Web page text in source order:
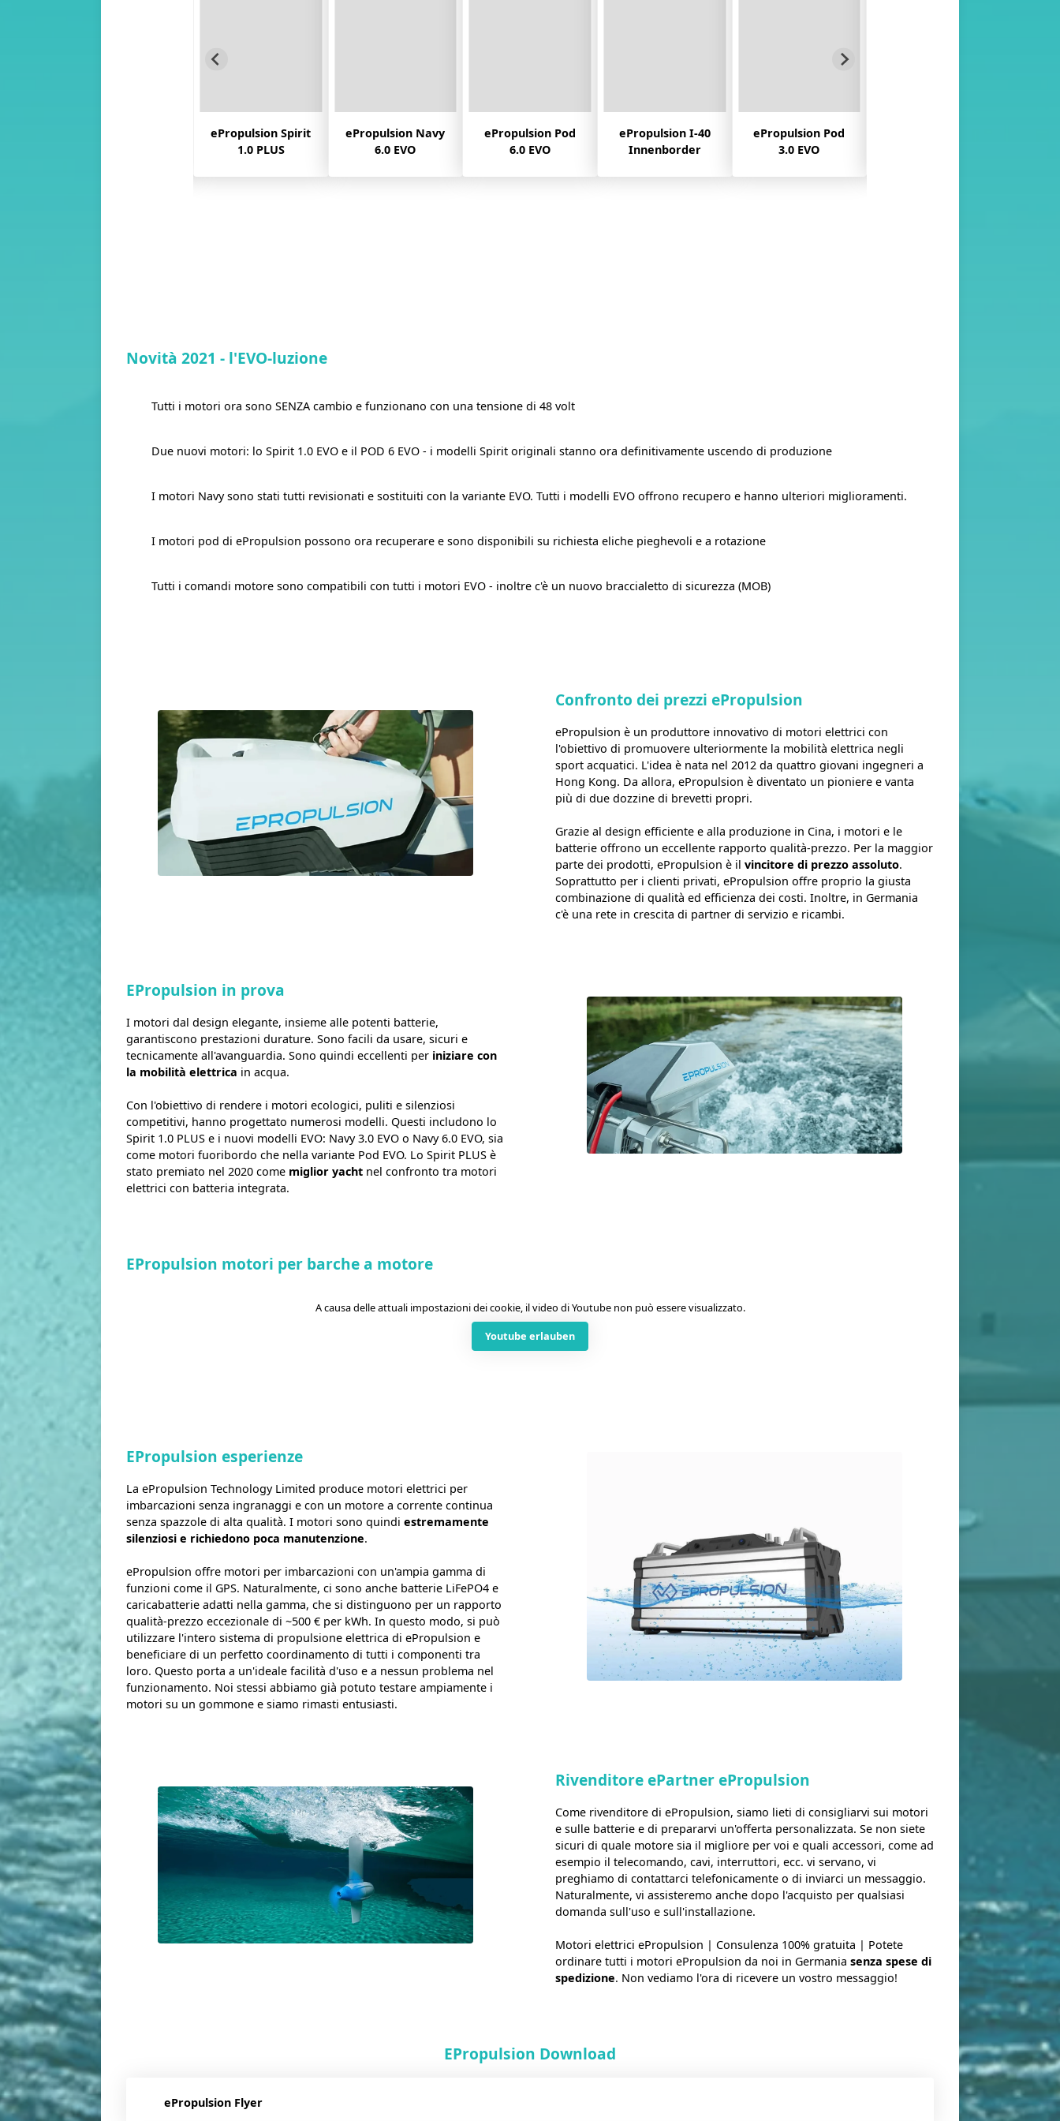
ePropulsion Navy
6.0 EVO
ePropulsion Pod
6.0 EVO
ePropulsion I-40
Innenborder
ePropulsion Pod
3.0 EVO
ePropulsion Navy
3.0 EVO
Novità 2021 - l'EVO-luzione
Tutti i motori ora sono SENZA cambio e funzionano con una tensione di 48 volt
Due nuovi motori: lo Spirit 1.0 EVO e il POD 6 EVO - i modelli Spirit originali stanno ora definitivamente uscendo di produzione
I motori Navy sono stati tutti revisionati e sostituiti con la variante EVO. Tutti i modelli EVO offrono recupero e hanno ulteriori miglioramenti.
I motori pod di ePropulsion possono ora recuperare e sono disponibili su richiesta eliche pieghevoli e a rotazione
Tutti i comandi motore sono compatibili con tutti i motori EVO - inoltre c'è un nuovo braccialetto di sicurezza (MOB)
Confronto dei prezzi ePropulsion
ePropulsion è un produttore innovativo di motori elettrici con
l'obiettivo di promuovere ulteriormente la mobilità elettrica negli
sport acquatici. L'idea è nata nel 2012 da quattro giovani ingegneri a
Hong Kong. Da allora, ePropulsion è diventato un pioniere e vanta
più di due dozzine di brevetti propri.
Grazie al design efficiente e alla produzione in Cina, i motori e le
batterie offrono un eccellente rapporto qualità-prezzo. Per la maggior
parte dei prodotti, ePropulsion è il vincitore di prezzo assoluto.
Soprattutto per i clienti privati, ePropulsion offre proprio la giusta
combinazione di qualità ed efficienza dei costi. Inoltre, in Germania
c'è una rete in crescita di partner di servizio e ricambi.
EPropulsion in prova
I motori dal design elegante, insieme alle potenti batterie,
garantiscono prestazioni durature. Sono facili da usare, sicuri e
tecnicamente all'avanguardia. Sono quindi eccellenti per iniziare con
la mobilità elettrica in acqua.
Con l'obiettivo di rendere i motori ecologici, puliti e silenziosi
competitivi, hanno progettato numerosi modelli. Questi includono lo
Spirit 1.0 PLUS e i nuovi modelli EVO: Navy 3.0 EVO o Navy 6.0 EVO, sia
come motori fuoribordo che nella variante Pod EVO. Lo Spirit PLUS è
stato premiato nel 2020 come miglior yacht nel confronto tra motori
elettrici con batteria integrata.
EPropulsion motori per barche a motore
A causa delle attuali impostazioni dei cookie, il video di Youtube non può essere visualizzato.
Youtube erlauben
EPropulsion esperienze
La ePropulsion Technology Limited produce motori elettrici per
imbarcazioni senza ingranaggi e con un motore a corrente continua
senza spazzole di alta qualità. I motori sono quindi estremamente
silenziosi e richiedono poca manutenzione.
ePropulsion offre motori per imbarcazioni con un'ampia gamma di
funzioni come il GPS. Naturalmente, ci sono anche batterie LiFePO4 e
caricabatterie adatti nella gamma, che si distinguono per un rapporto
qualità-prezzo eccezionale di ~500 € per kWh. In questo modo, si può
utilizzare l'intero sistema di propulsione elettrica di ePropulsion e
beneficiare di un perfetto coordinamento di tutti i componenti tra
loro. Questo porta a un'ideale facilità d'uso e a nessun problema nel
funzionamento. Noi stessi abbiamo già potuto testare ampiamente i
motori su un gommone e siamo rimasti entusiasti.
Rivenditore ePartner ePropulsion
Come rivenditore di ePropulsion, siamo lieti di consigliarvi sui motori
e sulle batterie e di prepararvi un'offerta personalizzata. Se non siete
sicuri di quale motore sia il migliore per voi e quali accessori, come ad
esempio il telecomando, cavi, interruttori, ecc. vi servano, vi
preghiamo di contattarci telefonicamente o di inviarci un messaggio.
Naturalmente, vi assisteremo anche dopo l'acquisto per qualsiasi
domanda sull'uso e sull'installazione.
Motori elettrici ePropulsion | Consulenza 100% gratuita | Potete
ordinare tutti i motori ePropulsion da noi in Germania senza spese di
spedizione. Non vediamo l'ora di ricevere un vostro messaggio!
EPropulsion Download
ePropulsion Flyer